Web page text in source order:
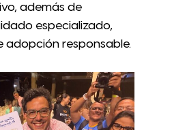
además de
especializado,
adopción responsable.